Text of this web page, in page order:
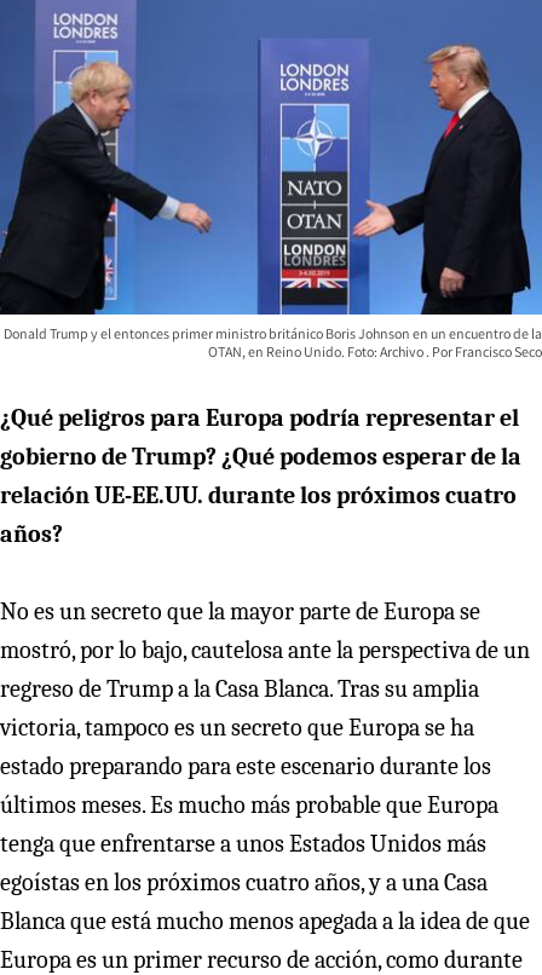
Donald Trump y el entonces primer ministro británico Boris Johnson en un encuentro de la
OTAN, en Reino Unido. Foto: Archivo
Francisco Seco
¿Qué peligros para Europa podría representar el
gobierno de Trump? ¿Qué podemos esperar de la
relación UE-EE.UU. durante los próximos cuatro
años?
No es un secreto que la mayor parte de Europa se
mostró, por lo bajo, cautelosa ante la perspectiva de un
regreso de Trump a la Casa Blanca. Tras su amplia
victoria, tampoco es un secreto que Europa se ha
estado preparando para este escenario durante los
últimos meses. Es mucho más probable que Europa
tenga que enfrentarse a unos Estados Unidos más
egoístas en los próximos cuatro años, y a una Casa
Blanca que está mucho menos apegada a la idea de que
Europa es un primer recurso de acción, como durante